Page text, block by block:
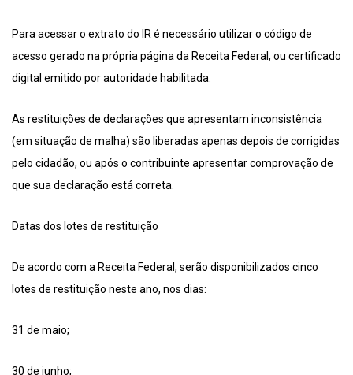
Para acessar o extrato do IR é necessário utilizar o código de
acesso gerado na própria página da Receita Federal, ou certificado
digital emitido por autoridade habilitada.
As restituições de declarações que apresentam inconsistência
(em situação de malha) são liberadas apenas depois de corrigidas
pelo cidadão, ou após o contribuinte apresentar comprovação de
que sua declaração está correta.
Datas dos lotes de restituição
De acordo com a Receita Federal, serão disponibilizados cinco
lotes de restituição neste ano, nos dias:
31 de maio;
30 de junho;